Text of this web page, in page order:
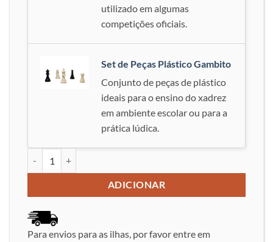
utilizado em algumas
competições oficiais.
Set de Peças Plástico Gambito
Conjunto de peças de plástico
ideais para o ensino do xadrez
em ambiente escolar ou para a
prática lúdica.
ADICIONAR
Para envios para as ilhas, por favor entre em